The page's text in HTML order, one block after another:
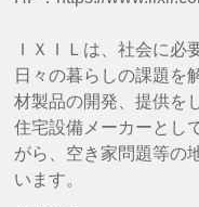
ＩＸＩＬは、社会に必
日々の暮らしの課題を
材製品の開発、提供を
住宅設備メーカーとし
がら、空き家問題等の
います。